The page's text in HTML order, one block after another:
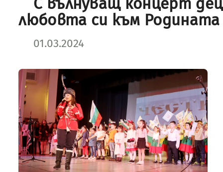
С вълнуващ концерт
любовта си към Родината
01.03.2024